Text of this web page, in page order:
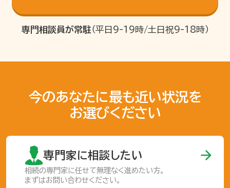
専門相談員が常駐（平日9-19時/土日祝9-18時）
今のあなたに最も近い状況を
お選びください
専門家に相談したい
相続の専門家に任せて無理なく進めたい方。
まずはお問い合わせください。